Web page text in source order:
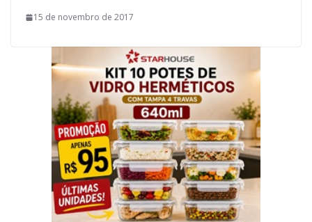
15 de novembro de 2017